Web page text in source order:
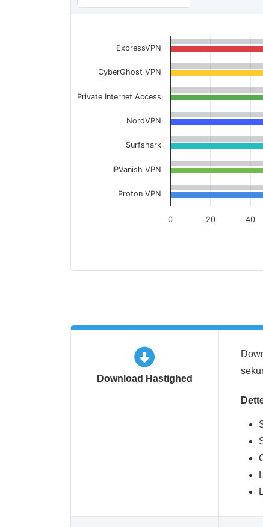
ExpressVPN
CyberGhost VPN
Private Internet Access
NordVPN
Surfshark
IPVanish VPN
Proton VPN
0 20 40
Download Hastighed